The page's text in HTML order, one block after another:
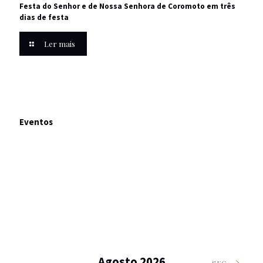
Festa do Senhor e de Nossa Senhora de Coromoto em três
dias de festa
Ler mais
Eventos